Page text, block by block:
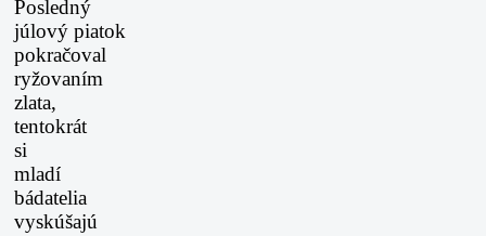
Posledný
júlový piatok
pokračoval
ryžovaním
zlata,
tentokrát
si
mladí
bádatelia
vyskúšajú